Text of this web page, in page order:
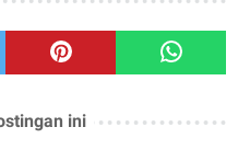
ini